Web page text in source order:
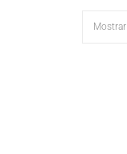
Mostrar